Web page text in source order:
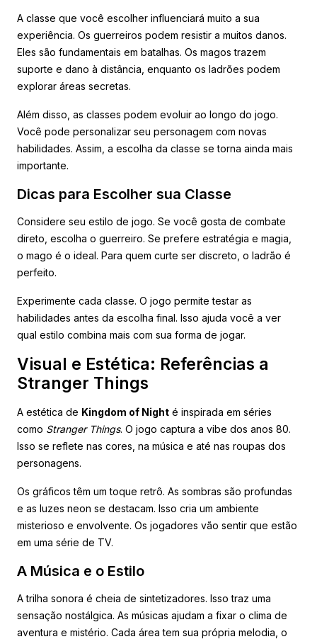
A classe que você escolher influenciará muito a sua
experiência. Os guerreiros podem resistir a muitos danos.
Eles são fundamentais em batalhas. Os magos trazem
suporte e dano à distância, enquanto os ladrões podem
explorar áreas secretas.
Além disso, as classes podem evoluir ao longo do jogo.
Você pode personalizar seu personagem com novas
habilidades. Assim, a escolha da classe se torna ainda mais
importante.
Dicas para Escolher sua Classe
Considere seu estilo de jogo. Se você gosta de combate
direto, escolha o guerreiro. Se prefere estratégia e magia,
o mago é o ideal. Para quem curte ser discreto, o ladrão é
perfeito.
Experimente cada classe. O jogo permite testar as
habilidades antes da escolha final. Isso ajuda você a ver
qual estilo combina mais com sua forma de jogar.
Visual e Estética: Referências a
Stranger Things
A estética de Kingdom of Night é inspirada em séries
como Stranger Things. O jogo captura a vibe dos anos 80.
Isso se reflete nas cores, na música e até nas roupas dos
personagens.
Os gráficos têm um toque retrô. As sombras são profundas
e as luzes neon se destacam. Isso cria um ambiente
misterioso e envolvente. Os jogadores vão sentir que estão
em uma série de TV.
A Música e o Estilo
A trilha sonora é cheia de sintetizadores. Isso traz uma
sensação nostálgica. As músicas ajudam a fixar o clima de
aventura e mistério. Cada área tem sua própria melodia, o